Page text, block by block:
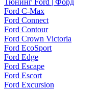
Тюнинг Ford | Форд
Ford C-Max
Ford Connect
Ford Contour
Ford Crown Victoria
Ford EcoSport
Ford Edge
Ford Escape
Ford Escort
Ford Excursion